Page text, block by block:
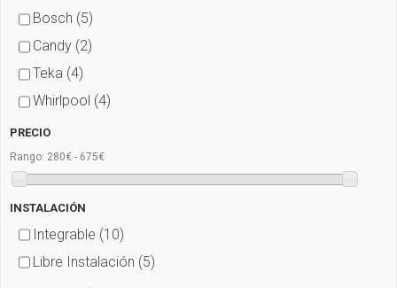
Bosch (5)
Candy (2)
Teka (4)
Whirlpool (4)
PRECIO
Rango: 280€ - 675€
INSTALACIÓN
Integrable (10)
Libre Instalación (5)